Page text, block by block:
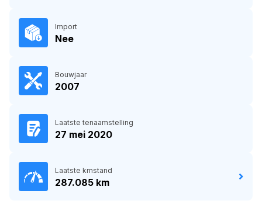
Import
Nee
Bouwjaar
2007
Laatste tenaamstelling
27 mei 2020
Laatste kmstand
287.085 km